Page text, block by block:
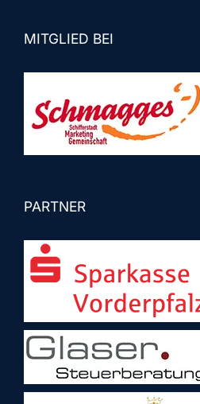
MITGLIED BEI
PARTNER